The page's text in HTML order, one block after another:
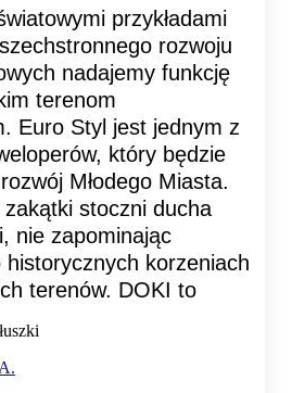
przykładami
rozwoju
nadajemy funkcję
terenom
Euro Styl jest jednym z
który będzie
Młodego Miasta.
stoczni ducha
nie zapominając
historycznych korzeniach
terenów. DOKI to